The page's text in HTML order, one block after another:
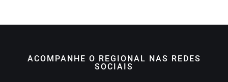
ACOMPANHE O REGIONAL NAS REDES
SOCIAIS